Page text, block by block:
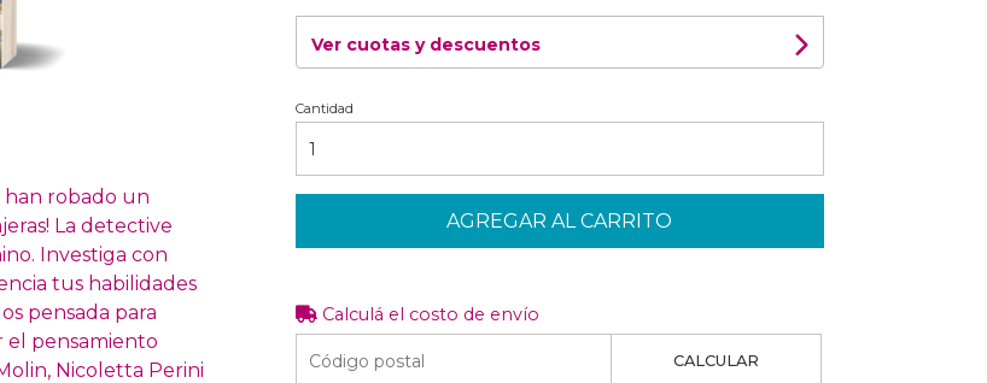
han robado un
La detective
Investiga con
tus habilidades
pensada para
el pensamiento
Nicoletta Perini
Ver cuotas y descuentos
Cantidad
AGREGAR AL CARRITO
Calculá el costo de envío
CALCULAR